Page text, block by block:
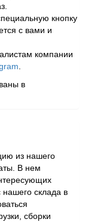
кнопку
с вами и
компании
в
из нашего
В нем
нашего склада в
сборки